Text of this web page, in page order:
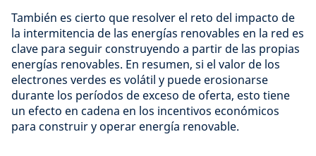
También es cierto que resolver el reto del impacto de
la intermitencia de las energías renovables en la red es
clave para seguir construyendo a partir de las propias
energías renovables. En resumen, si el valor de los
electrones verdes es volátil y puede erosionarse
durante los períodos de exceso de oferta, esto tiene
un efecto en cadena en los incentivos económicos
para construir y operar energía renovable.